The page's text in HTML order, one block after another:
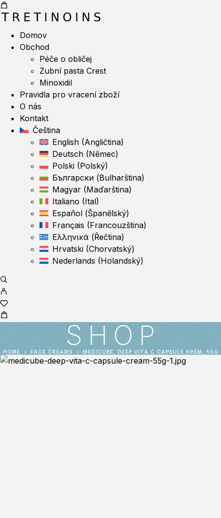
Domov
Obchod
Péče o obličej
Zubní pasta Crest
Minoxidil
Pravidla pro vracení zboží
O nás
Kontakt
Čeština
English (Angličtina)
Deutsch (Němec)
Polski (Polský)
Български (Bulharština)
Magyar (Maďarština)
Italiano (Ital)
Español (Španělský)
Français (Francouzština)
Ελληνικά (Řečtina)
Hrvatski (Chorvatský)
Nederlands (Holandský)
SHOP
HOME FACE CREAMS MEDICUBE, DEEP VITA C CAPSULE KRÉM, 55G